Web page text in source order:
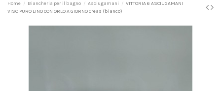
Home Biancheria per il bagno Asciugamani
VITTORIA 6 ASCIUGAMANI
VISO PURO LINO CON ORLO A GIORNO Creas (bianco)